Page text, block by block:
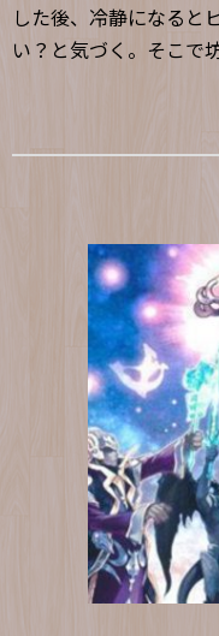
した後、冷静になると
い？と気づく。そこで